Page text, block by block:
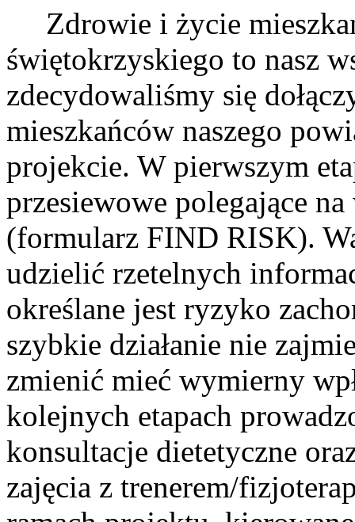
Zdrowie i życie
świętokrzyskiego to nasz
zdecydowaliśmy się
mieszkańców naszego
projekcie. W pierwszym
przesiewowe polegające
(formularz FIND RISK).
udzielić rzetelnych
określane jest ryzyko
szybkie działanie nie
zmienić mieć wymierny
kolejnych etapach
konsultacje dietetyczne
zajęcia z trenerem/